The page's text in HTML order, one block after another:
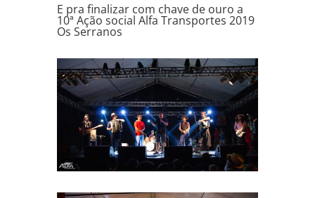
E pra finalizar com chave de ouro a
10ª Ação social Alfa Transportes 2019
Os Serranos